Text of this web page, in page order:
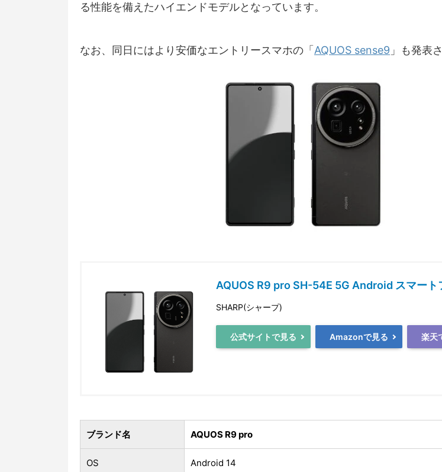
る性能を備えたハイエンドモデルとなっています。
なお、同日にはより安価なエントリースマホの「 AQUOS sense9 」も発表
AQUOS R9 pro SH-54E 5G Android スマート
SHARP(シャープ)
公式サイトで見る Amazonで見る 楽天
ブランド名 AQUOS R9 pro
OS Android 14